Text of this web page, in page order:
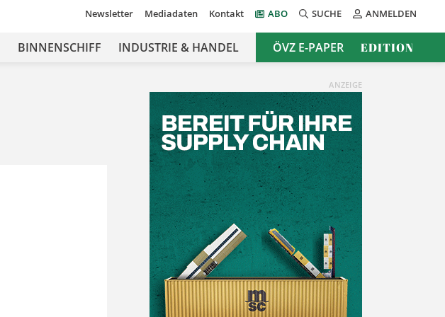
Newsletter Mediadaten Kontakt ABO SUCHE ANMELDEN
BINNENSCHIFF INDUSTRIE & HANDEL ÖVZ E-PAPER EDITION
ANZEIGE